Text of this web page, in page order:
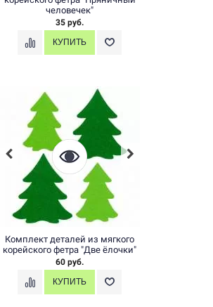
человечек"
35 руб.
Комплект деталей из мягкого
корейского фетра "Две ёлочки"
60 руб.